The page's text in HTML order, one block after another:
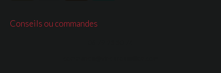
Conseils ou commandes